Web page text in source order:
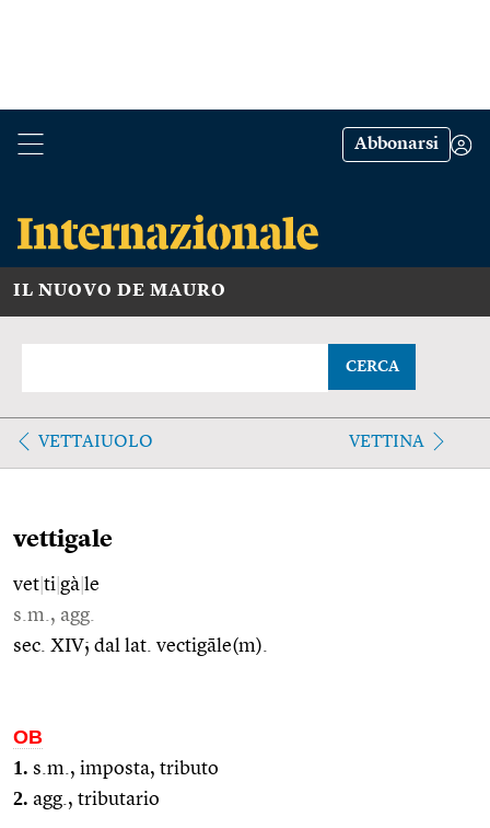
Abbonarsi
IL NUOVO DE MAURO
CERCA
VETTAIUOLO VETTINA
vettigale
vet ti gà le
s.m., agg.
sec. XIV; dal lat. vectigāle(m).
OB
1. s.m., imposta, tributo
2. agg., tributario